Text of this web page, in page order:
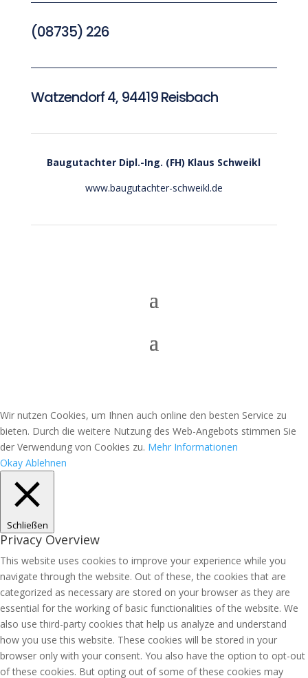
(08735) 226
Watzendorf 4, 94419 Reisbach
Baugutachter Dipl.-Ing. (FH) Klaus Schweikl
www.baugutachter-schweikl.de
Wir nutzen Cookies, um Ihnen auch online den besten Service zu
bieten. Durch die weitere Nutzung des Web-Angebots stimmen Sie
der Verwendung von Cookies zu. Mehr Informationen
Okay Ablehnen
Schließen
Privacy Overview
This website uses cookies to improve your experience while you
navigate through the website. Out of these, the cookies that are
categorized as necessary are stored on your browser as they are
essential for the working of basic functionalities of the website. We
also use third-party cookies that help us analyze and understand
how you use this website. These cookies will be stored in your
browser only with your consent. You also have the option to opt-out
of these cookies. But opting out of some of these cookies may